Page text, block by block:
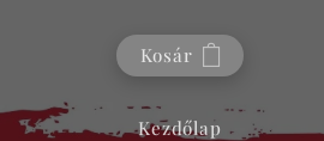
Kosár
Kezdőlap